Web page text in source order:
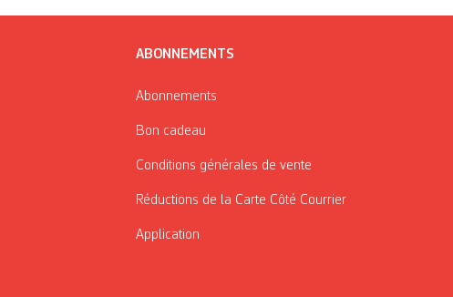
ABONNEMENTS
Abonnements
Bon cadeau
Conditions générales de vente
Réductions de la Carte Côté Courrier
Application